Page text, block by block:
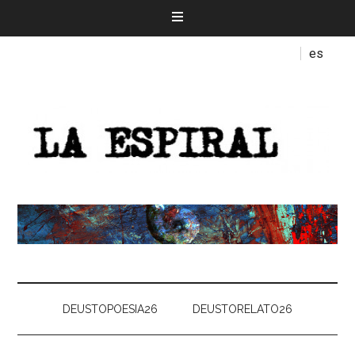
es
DEUSTOPOESIA26 DEUSTORELATO26